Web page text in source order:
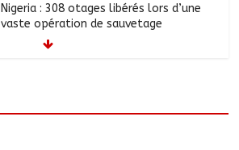
Nigeria : 308 otages libérés lors d’une
vaste opération de sauvetage
août 6, 2026
l’OMS renforcent leur coopération